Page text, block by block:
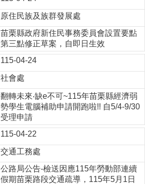
原住民族及族群發展處
苗栗縣政府新住民事務委員會設置要點
第三點修正草案，自即日生效
115-04-24
社會處
翻轉未來‧缺e不可~115年苗栗縣經濟弱
勢學生電腦補助申請開跑啦!! 自5/4-9/30
受理申請
115-04-22
交通工務處
公路局公告-檢送因應115年勞動部連續
假期苗栗路段交通疏導，115年5月1日